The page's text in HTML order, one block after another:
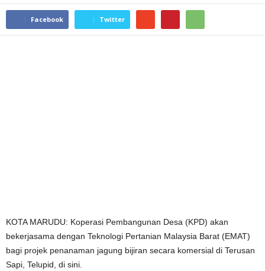
Facebook Twitter
KOTA MARUDU: Koperasi Pembangunan Desa (KPD) akan
bekerjasama dengan Teknologi Pertanian Malaysia Barat (EMAT)
bagi projek penanaman jagung bijiran secara komersial di Terusan
Sapi, Telupid, di sini.